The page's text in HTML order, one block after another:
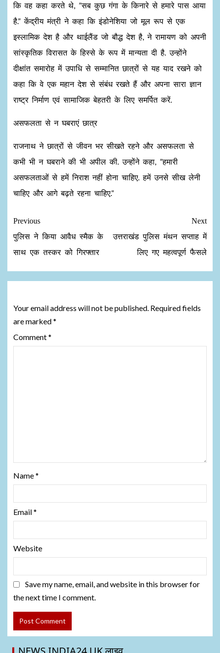
कि वह कहा करते थे, ”सब कुछ गंगा के किनारे से हमारे पास आया
है.” केंद्रीय मंत्री ने कहा कि इंडोनेशिया जो मूल रूप से एक
इस्लामिक देश है और थाईलैंड जो बौद्ध देश है, ने रामायण को अपनी
सांस्कृतिक विरासत के हिस्से के रूप में मान्यता दी है. उन्होंने
दीक्षांत समारोह में उपाधि से सम्मानित छात्रों से यह याद रखने को
कहा कि वे एक महान देश से संबंध रखते हैं और अपना सारा ज्ञान
राष्ट्र निर्माण एवं सामाजिक बेहतरी के लिए समर्पित करें.
असफलता से न घबराएं छात्र
राजनाथ ने छात्रों से जीवन भर सीखते रहने और असफलता से
कभी भी न घबराने की भी अपील की. उन्होंने कहा, ”हमारी
असफलताओं से हमें निराश नहीं होना चाहिए. हमें उनसे सीख लेनी
चाहिए और आगे बढ़ते रहना चाहिए.”
Previous
पुलिस ने किया आवैध स्मैक के
साथ एक तस्कर को गिरफ्तार
Next
उत्तराखंड पुलिस मंथन सप्ताह में
लिए गए महत्वपूर्ण फैसले
Your email address will not be published. Required fields
are marked*
Comment*
Name*
Email*
Website
Save my name, email, and website in this browser for
the next time I comment.